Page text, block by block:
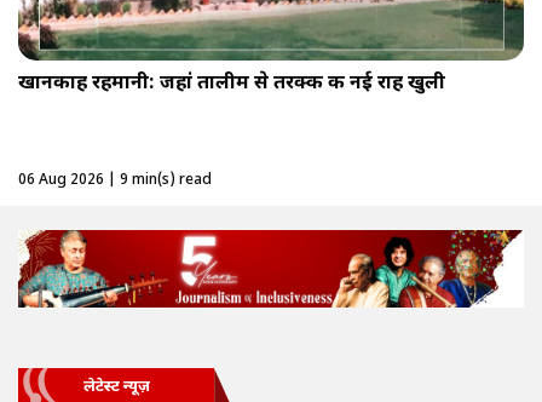
खानकाह रहमानी: जहां तालीम से तरक्की की नई राह खुली
06 Aug 2026 | 9 min(s) read
लेटेस्ट न्यूज़